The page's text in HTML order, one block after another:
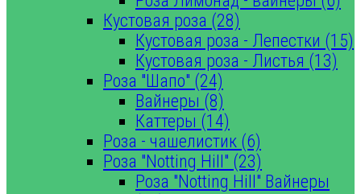
Кустовая роза (28)
Кустовая роза - Лепестки (15)
Кустовая роза - Листья (13)
Роза "Шапо" (24)
Вайнеры (8)
Каттеры (14)
Роза - чашелистик (6)
Роза "Notting Hill" (23)
Роза "Notting Hill" Вайнеры